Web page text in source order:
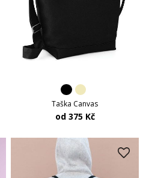
Taška Canvas
od 375 Kč